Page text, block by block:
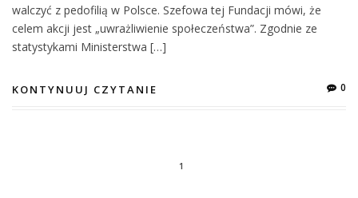
walczyć z pedofilią w Polsce. Szefowa tej Fundacji mówi, że
celem akcji jest „uwrażliwienie społeczeństwa”. Zgodnie ze
statystykami Ministerstwa […]
KONTYNUUJ CZYTANIE 0
1